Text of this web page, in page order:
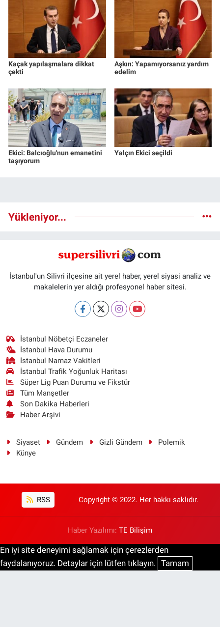
Kaçak yapılaşmalara dikkat
çekti
Aşkın: Yapamıyorsanız yardım
edelim
Ekici: Balcıoğlu'nun emanetini
taşıyorum
Yalçın Ekici seçildi
Yükleniyor...
İstanbul'un Silivri ilçesine ait yerel haber, yerel siyasi analiz ve
makalelerin yer aldığı profesyonel haber sitesi.
İstanbul Nöbetçi Eczaneler
İstanbul Hava Durumu
İstanbul Namaz Vakitleri
İstanbul Trafik Yoğunluk Haritası
Süper Lig Puan Durumu ve Fikstür
Tüm Manşetler
Son Dakika Haberleri
Haber Arşivi
Siyaset Gündem Gizli Gündem
Polemik
Künye
RSS Copyright © 2022. Her hakkı saklıdır.
Haber Yazılımı: TE Bilişim
En iyi site deneyimi sağlamak için çerezlerden
faydalanıyoruz. Detaylar için lütfen tıklayın. Tamam